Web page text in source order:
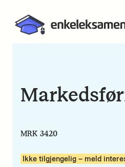
MRK 3420
Ikke tilgjengelig – meld